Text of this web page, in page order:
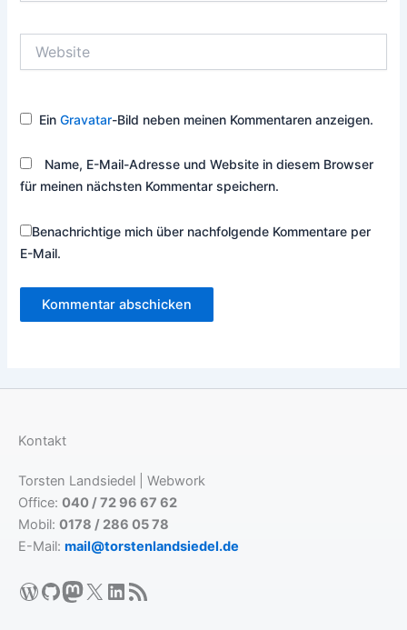
EinGravatar-Bild neben meinen Kommentaren anzeigen.
Name, E-Mail-Adresse und Website in diesem Browser
für meinen nächsten Kommentar speichern.
Benachrichtige mich über nachfolgende Kommentare per
E-Mail.
Kontakt
Torsten Landsiedel | Webwork
Office: 040 / 72 96 67 62
Mobil: 0178 / 286 05 78
E-Mail: mail@torstenlandsiedel.de
WordPress
GitHub
Mastodon
X LinkedIn
RSS-Feed